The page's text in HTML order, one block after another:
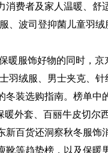
消费者及家人温暖、舒
、波司登抑菌儿童羽
服饰好物的同时，京
羽绒服、男士夹克、
冬装选购指南。榜单
外套、百丽牛皮切尔
新百货还洞察秋冬服饰
靴等趋势榜，以及保暖